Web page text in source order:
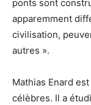
ponts sont
apparemment
civilisation,
autres ».
Mathias Enard
célèbres. Il a